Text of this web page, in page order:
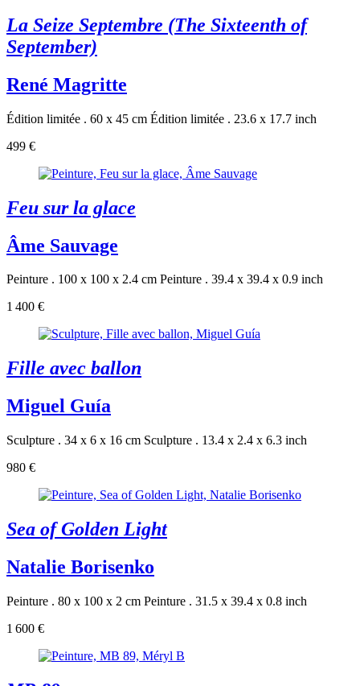
La Seize Septembre (The Sixteenth of
September)
René Magritte
Édition limitée . 60 x 45 cm Édition limitée . 23.6 x 17.7 inch
499 €
Feu sur la glace
Âme Sauvage
Peinture . 100 x 100 x 2.4 cm Peinture . 39.4 x 39.4 x 0.9 inch
1 400 €
Fille avec ballon
Miguel Guía
Sculpture . 34 x 6 x 16 cm Sculpture . 13.4 x 2.4 x 6.3 inch
980 €
Sea of Golden Light
Natalie Borisenko
Peinture . 80 x 100 x 2 cm Peinture . 31.5 x 39.4 x 0.8 inch
1 600 €